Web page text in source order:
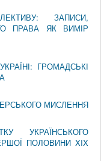
ЗАПИСИ,
ПРАВА ЯК ВИМІР
ГРОМАДСЬКІ
МИСЛЕННЯ
УКРАЇНСЬКОГО
ПОЛОВИНИ XIX